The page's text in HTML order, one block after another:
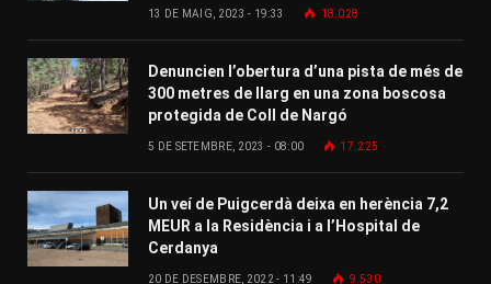
13 DE MAIG, 2023 - 19:33 18.028
Denuncien l’obertura d’una pista de més de
300 metres de llarg en una zona boscosa
protegida de Coll de Nargó
5 DE SETEMBRE, 2023 - 08:00 17.225
Un veí de Puigcerdà deixa en herència 7,2
MEUR a la Residència i a l’Hospital de
Cerdanya
20 DE DESEMBRE, 2022 - 11:49 9.530